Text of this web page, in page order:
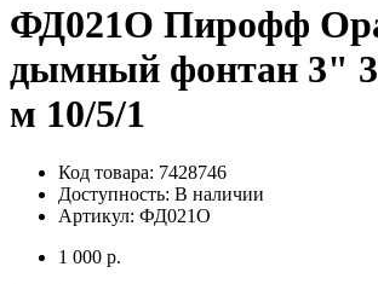
ФД021О Пирофф
дымный фонтан 3"
м 10/5/1
Код товара: 7428746
Доступность: В наличии
Артикул: ФД021О
1 000 р.